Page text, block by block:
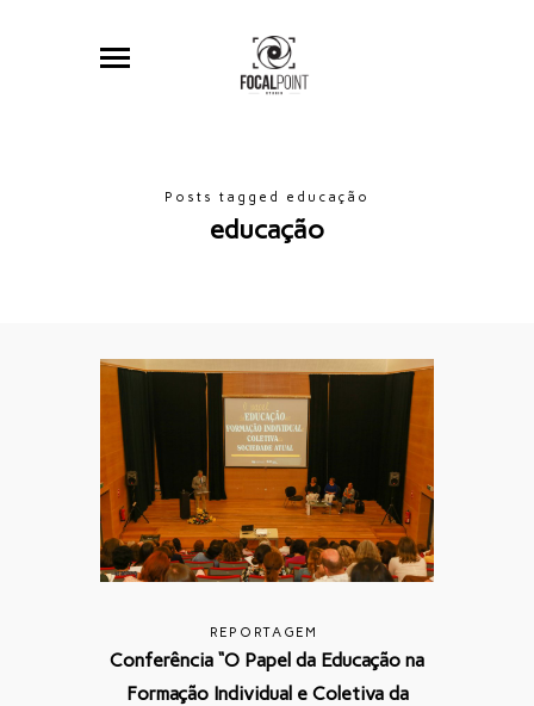
Posts tagged educação
educação
REPORTAGEM
Conferência “O Papel da Educação na
Formação Individual e Coletiva da